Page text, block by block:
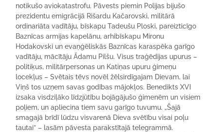
notikušo aviokatastrofu. Pāvests piemin Polijas bijušo
prezidentu emigrācijā Rišardu Kačarovski, militārā
ordinariāta vadītāju, bīskapu Tadeušu Ploski, pareizticīgo
Baznīcas armijas kapelānu, arhibīskapu Mironu
Hodakovski un evaņģēliskās Baznīcas karaspēka garīgo
vadītāju, mācītāju Ādamu Pilšu. Visus traģēdijas upurus –
politiķus, militārpersonas un Katiņas upuru ģimeņu
locekļus – Svētais tēvs novēl žēlsirdīgajam Dievam, lai
Viņš tos uzņem savas godības mājokļos. Benedikts XVI
izsaka visdziļāko līdzjūtību bojāgājušo ģimenēm un visiem
poļiem, un apliecina tiem savu garīgo tuvumu. „Šajā
smagajā brīdī lūdzu visvarenā Dieva svētību visai poļu
tautai” – lasām pāvesta parakstītajā telegrammā.